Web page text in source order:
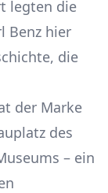
legten die
Benz hier
die
der Marke
des
– ein